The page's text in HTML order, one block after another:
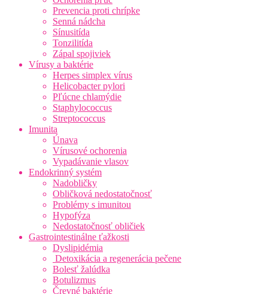
Prevencia proti chrípke
Senná nádcha
Sínusitída
Tonzilitída
Zápal spojiviek
Vírusy a baktérie
Herpes simplex vírus
Helicobacter pylori
Pľúcne chlamýdie
Staphylococcus
Streptococcus
Imunita
Únava
Vírusové ochorenia
Vypadávanie vlasov
Endokrinný systém
Nadobličky
Obličková nedostatočnosť
Problémy s imunitou
Hypofýza
Nedostatočnosť obličiek
Gastrointestinálne ťažkosti
Dyslipidémia
Detoxikácia a regenerácia pečene
Bolesť žalúdka
Botulizmus
Črevné baktérie